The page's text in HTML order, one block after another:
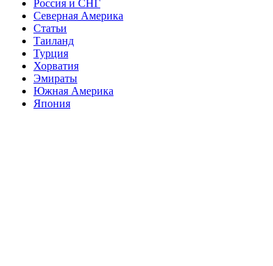
Россия и СНГ
Северная Америка
Статьи
Таиланд
Турция
Хорватия
Эмираты
Южная Америка
Япония